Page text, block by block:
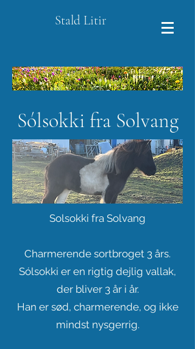
Stald Litir
Sólsokki fra Solvang
Solsokki fra Solvang
Charmerende sortbroget 3 års.
Sólsokki er en rigtig dejlig vallak,
der bliver 3 år i år.
Han er sød, charmerende, og ikke
mindst nysgerrig.